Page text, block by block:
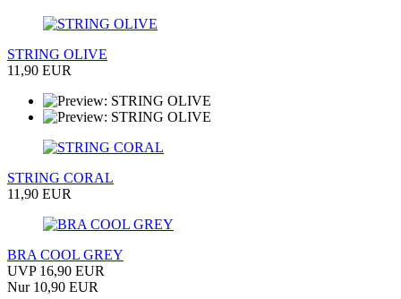
STRING OLIVE
11,90 EUR
STRING CORAL
11,90 EUR
BRA COOL GREY
UVP 16,90 EUR
Nur 10,90 EUR